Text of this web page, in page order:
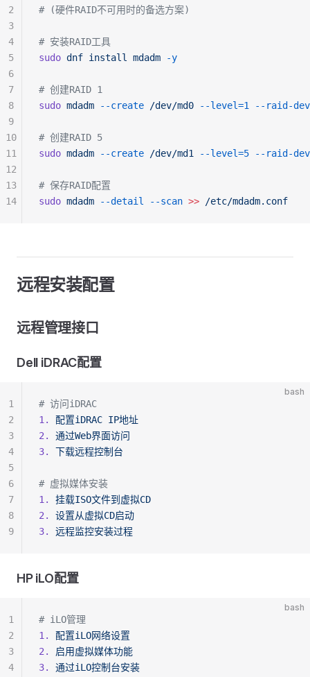
# (硬件RAID不可用时的备选方案)
# 安装RAID工具
sudo dnf install mdadm -y
# 创建RAID 1
sudo mdadm --create /dev/md0 --level=1 --raid-
# 创建RAID 5
sudo mdadm --create /dev/md1 --level=5 --raid-
# 保存RAID配置
sudo mdadm --detail --scan >> /etc/mdadm.conf
2
3
4
5
6
7
8
9
10
11
12
13
14
远程安装配置
远程管理接口
Dell iDRAC配置
bash
# 访问iDRAC
1.
配置iDRAC IP地址
2.
通过Web界面访问
3.
下载远程控制台
# 虚拟媒体安装
1.
挂载ISO文件到虚拟CD
2.
设置从虚拟CD启动
3.
远程监控安装过程
1
2
3
4
5
6
7
8
9
HP iLO配置
bash
# iLO管理
1.
配置iLO网络设置
2.
启用虚拟媒体功能
3.
通过iLO控制台安装
1
2
3
4